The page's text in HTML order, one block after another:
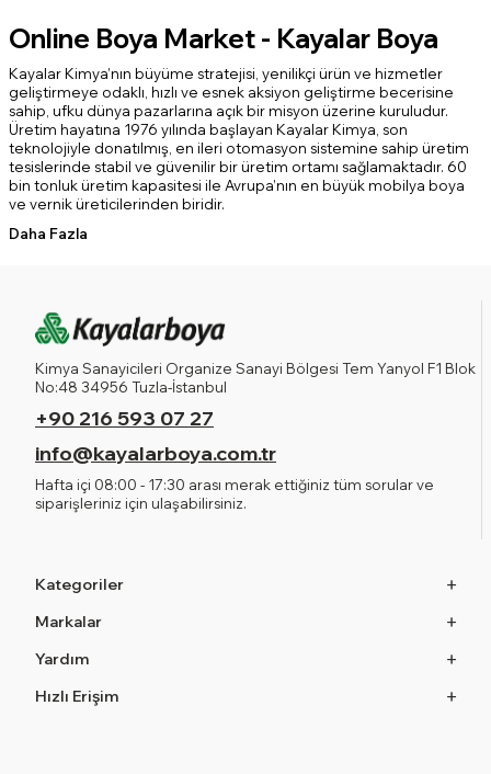
Online Boya Market - Kayalar Boya
Kayalar Kimya’nın büyüme stratejisi, yenilikçi ürün ve hizmetler
geliştirmeye odaklı, hızlı ve esnek aksiyon geliştirme becerisine
sahip, ufku dünya pazarlarına açık bir misyon üzerine kuruludur.
Üretim hayatına 1976 yılında başlayan Kayalar Kimya, son
teknolojiyle donatılmış, en ileri otomasyon sistemine sahip üretim
tesislerinde stabil ve güvenilir bir üretim ortamı sağlamaktadır. 60
bin tonluk üretim kapasitesi ile Avrupa’nın en büyük mobilya boya
ve vernik üreticilerinden biridir.
Daha Fazla
Kimya Sanayicileri Organize Sanayi Bölgesi Tem Yanyol F1 Blok
No:48 34956 Tuzla-İstanbul
+90 216 593 07 27
info@kayalarboya.com.tr
Hafta içi 08:00 - 17:30 arası merak ettiğiniz tüm sorular ve
siparişleriniz için ulaşabilirsiniz.
Kategoriler
Markalar
Yardım
Hızlı Erişim